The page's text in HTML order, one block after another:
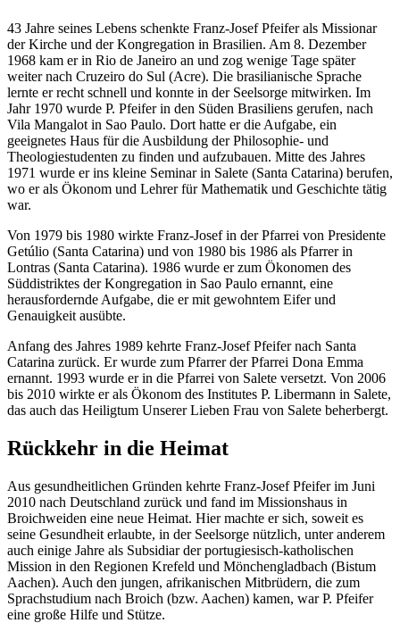
43 Jahre seines Lebens schenkte Franz-Josef Pfeifer als Missionar
der Kirche und der Kongregation in Brasilien. Am 8. Dezember
1968 kam er in Rio de Janeiro an und zog wenige Tage später
weiter nach Cruzeiro do Sul (Acre). Die brasilianische Sprache
lernte er recht schnell und konnte in der Seelsorge mitwirken. Im
Jahr 1970 wurde P. Pfeifer in den Süden Brasiliens gerufen, nach
Vila Mangalot in Sao Paulo. Dort hatte er die Aufgabe, ein
geeignetes Haus für die Ausbildung der Philosophie- und
Theologiestudenten zu finden und aufzubauen. Mitte des Jahres
1971 wurde er ins kleine Seminar in Salete (Santa Catarina) berufen,
wo er als Ökonom und Lehrer für Mathematik und Geschichte tätig
war.
Von 1979 bis 1980 wirkte Franz-Josef in der Pfarrei von Presidente
Getúlio (Santa Catarina) und von 1980 bis 1986 als Pfarrer in
Lontras (Santa Catarina). 1986 wurde er zum Ökonomen des
Süddistriktes der Kongregation in Sao Paulo ernannt, eine
herausfordernde Aufgabe, die er mit gewohntem Eifer und
Genauigkeit ausübte.
Anfang des Jahres 1989 kehrte Franz-Josef Pfeifer nach Santa
Catarina zurück. Er wurde zum Pfarrer der Pfarrei Dona Emma
ernannt. 1993 wurde er in die Pfarrei von Salete versetzt. Von 2006
bis 2010 wirkte er als Ökonom des Institutes P. Libermann in Salete,
das auch das Heiligtum Unserer Lieben Frau von Salete beherbergt.
Rückkehr in die Heimat
Aus gesundheitlichen Gründen kehrte Franz-Josef Pfeifer im Juni
2010 nach Deutschland zurück und fand im Missionshaus in
Broichweiden eine neue Heimat. Hier machte er sich, soweit es
seine Gesundheit erlaubte, in der Seelsorge nützlich, unter anderem
auch einige Jahre als Subsidiar der portugiesisch-katholischen
Mission in den Regionen Krefeld und Mönchengladbach (Bistum
Aachen). Auch den jungen, afrikanischen Mitbrüdern, die zum
Sprachstudium nach Broich (bzw. Aachen) kamen, war P. Pfeifer
eine große Hilfe und Stütze.